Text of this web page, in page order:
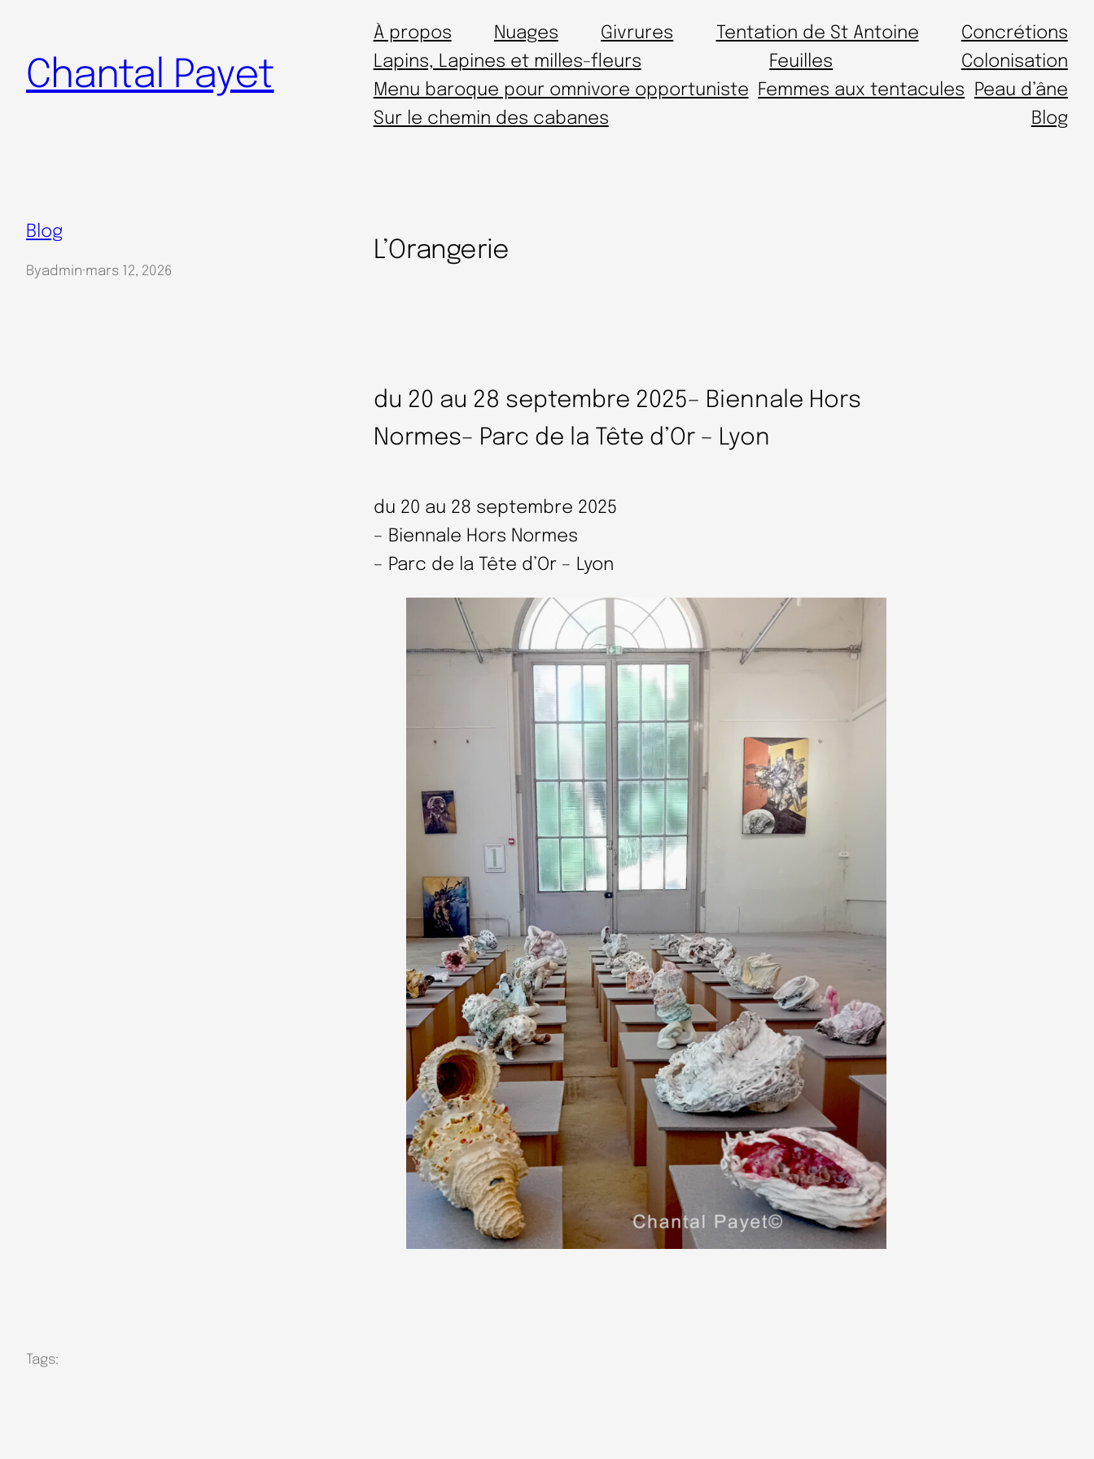
contenu
Chantal Payet
À propos Nuages Givrures Tentation de St Antoine
Concrétions
Lapins, Lapines et milles-fleurs
Feuilles
Colonisation
Menu baroque pour omnivore opportuniste
Femmes aux tentacules
Peau d’âne
Sur le chemin des cabanes
Blog
Blog
Byadmin·mars 12, 2026
L’Orangerie
du 20 au 28 septembre 2025– Biennale Hors
Normes– Parc de la Tête d’Or – Lyon
du 20 au 28 septembre 2025
– Biennale Hors Normes
– Parc de la Tête d’Or – Lyon
Tags: